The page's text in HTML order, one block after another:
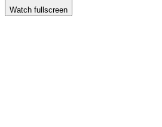
Watch fullscreen